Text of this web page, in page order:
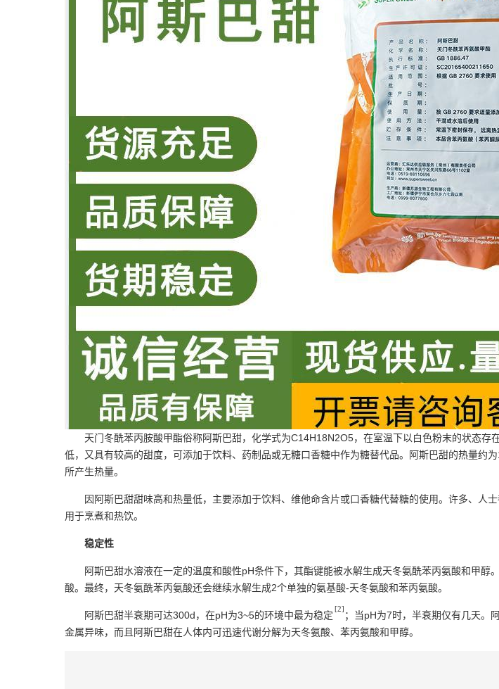
天门冬酰苯丙胺酸甲酯俗称阿斯巴甜，化学式为C14H18N2O5，在室温下以白色粉末的状态
低，又具有较高的甜度，可添加于饮料、药制品或无糖口香糖中作为糖替代品。阿斯巴甜的热量
所产生热量。
因阿斯巴甜甜味高和热量低，主要添加于饮料、维他命含片或口香糖代替糖的使用。许多、
用于烹煮和热饮。
稳定性
阿斯巴甜水溶液在一定的温度和酸性pH条件下，其酯键能被水解生成天冬氨酰苯丙氨酸和甲
酸。最终，天冬氨酰苯丙氨酸还会继续水解生成2个单独的氨基酸-天冬氨酸和苯丙氨酸。
阿斯巴甜半衰期可达300d，在pH为3~5的环境中最为稳定
[2]
；当pH为7时，半衰期仅有几天。
金属异味，而且阿斯巴甜在人体内可迅速代谢分解为天冬氨酸、苯丙氨酸和甲醇。